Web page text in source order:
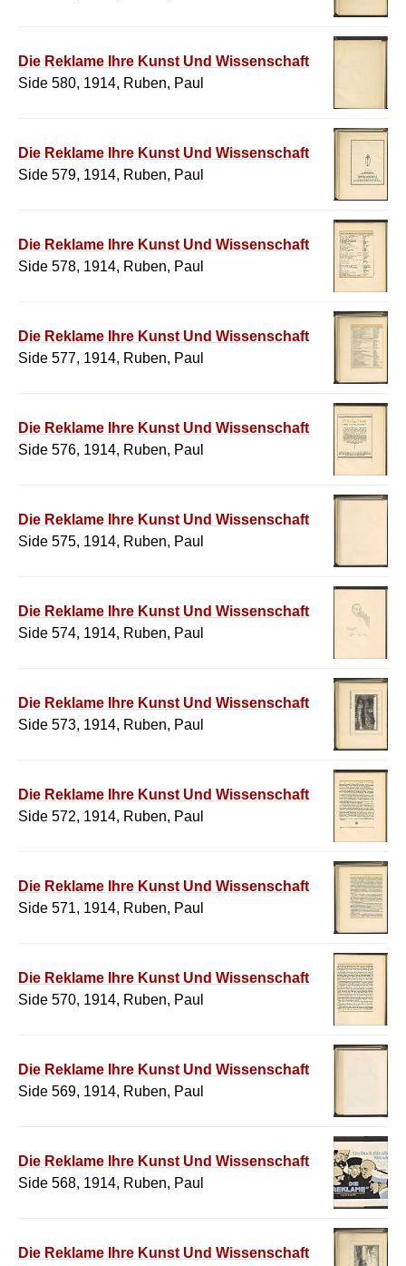
Die Reklame Ihre Kunst Und Wissenschaft
Side 580, 1914, Ruben, Paul
Die Reklame Ihre Kunst Und Wissenschaft
Side 579, 1914, Ruben, Paul
Die Reklame Ihre Kunst Und Wissenschaft
Side 578, 1914, Ruben, Paul
Die Reklame Ihre Kunst Und Wissenschaft
Side 577, 1914, Ruben, Paul
Die Reklame Ihre Kunst Und Wissenschaft
Side 576, 1914, Ruben, Paul
Die Reklame Ihre Kunst Und Wissenschaft
Side 575, 1914, Ruben, Paul
Die Reklame Ihre Kunst Und Wissenschaft
Side 574, 1914, Ruben, Paul
Die Reklame Ihre Kunst Und Wissenschaft
Side 573, 1914, Ruben, Paul
Die Reklame Ihre Kunst Und Wissenschaft
Side 572, 1914, Ruben, Paul
Die Reklame Ihre Kunst Und Wissenschaft
Side 571, 1914, Ruben, Paul
Die Reklame Ihre Kunst Und Wissenschaft
Side 570, 1914, Ruben, Paul
Die Reklame Ihre Kunst Und Wissenschaft
Side 569, 1914, Ruben, Paul
Die Reklame Ihre Kunst Und Wissenschaft
Side 568, 1914, Ruben, Paul
Die Reklame Ihre Kunst Und Wissenschaft